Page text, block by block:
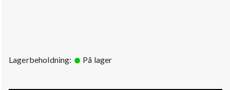
Lagerbeholdning: På lager